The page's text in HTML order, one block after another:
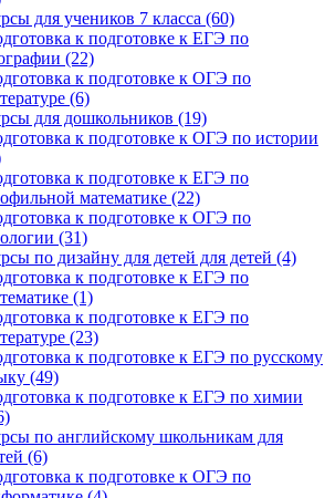
для учеников 7 класса (60)
к подготовке к ЕГЭ по
(22)
к подготовке к ОГЭ по
(6)
для дошкольников (19)
к подготовке к ОГЭ по истории
к подготовке к ЕГЭ по
математике (22)
к подготовке к ОГЭ по
(31)
по дизайну для детей для детей (4)
к подготовке к ЕГЭ по
(1)
к подготовке к ЕГЭ по
(23)
к подготовке к ЕГЭ по русскому
(49)
к подготовке к ЕГЭ по химии
по английскому школьникам для
(6)
к подготовке к ОГЭ по